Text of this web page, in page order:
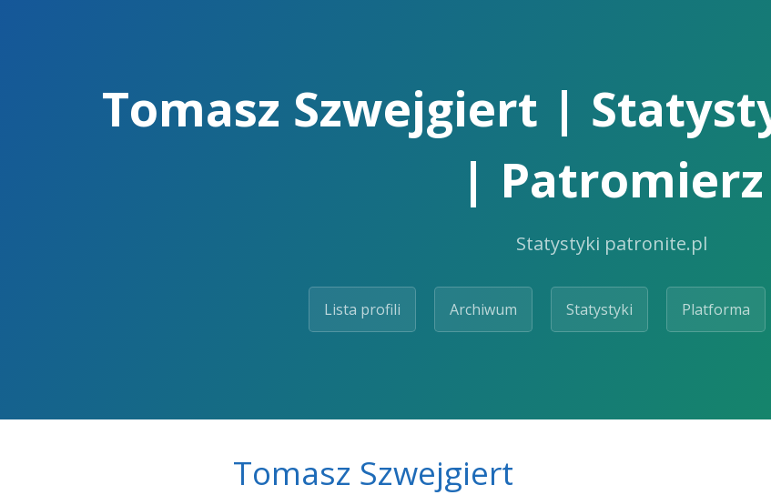
Tomasz Szwejgiert |
| Patromierz
Statystyki patronite.pl
Lista profili Archiwum Statystyki Platforma
Tomasz Szwejgiert